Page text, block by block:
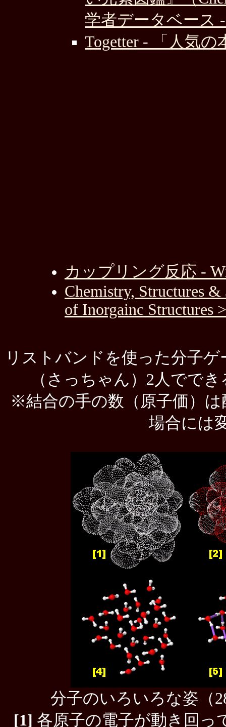
学者データベース
Togetter - 「人気
カップリング反応 -
Chemistry, Structures
of Inorgainc Structures
リストバンドを使った分子
（さっちゃん）2人でで
※結合の手の数（原子価）
場合には
分子のいろいろな姿（
[1] 各原子の電子が動き回っ